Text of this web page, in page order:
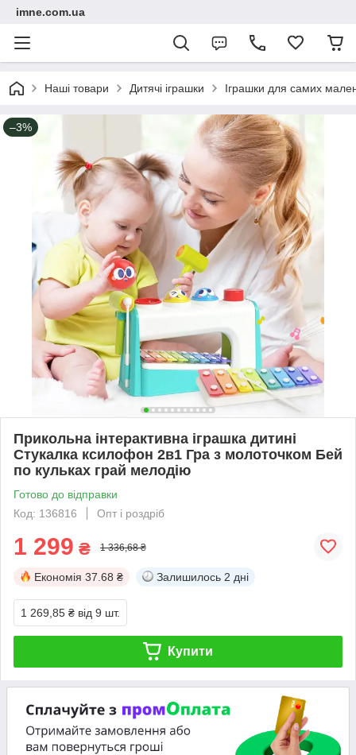
imne.com.ua
Наші товари Дитячі іграшки Іграшки для самих
–3%
Прикольна інтерактивна іграшка дитині
Стукалка ксилофон 2в1 Гра з молоточком Бей
по кульках грай мелодію
Готово до відправки
Код: 136816
Опт і роздріб
1 299 ₴ 1 336,68 ₴
Економія 37.68 ₴ Залишилось 2 дні
1 269,85 ₴ від 9 шт.
Купити